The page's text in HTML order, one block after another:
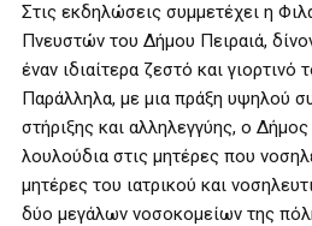
Στις εκδηλώσεις συμμετέχει η
Πνευστών του Δήμου Πειραιά,
έναν ιδιαίτερα ζεστό και γιορτινό
Παράλληλα, με μια πράξη υψηλού
στήριξης και αλληλεγγύης, ο
λουλούδια στις μητέρες που
μητέρες του ιατρικού και
δύο μεγάλων νοσοκομείων της